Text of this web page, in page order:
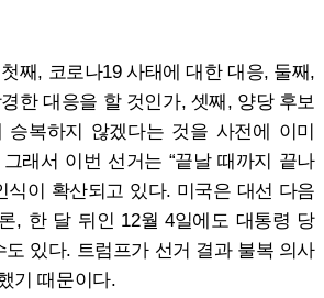
째, 코로나19 사태에 대한 대응, 둘째,
한 대응을 할 것인가, 셋째, 양당 후보
승복하지 않겠다는 것을 사전에 이미
래서 이번 선거는 “끝날 때까지 끝나
식이 확산되고 있다. 미국은 대선 다음
, 한 달 뒤인 12월 4일에도 대통령 당
있다. 트럼프가 선거 결과 불복 의사
기 때문이다.